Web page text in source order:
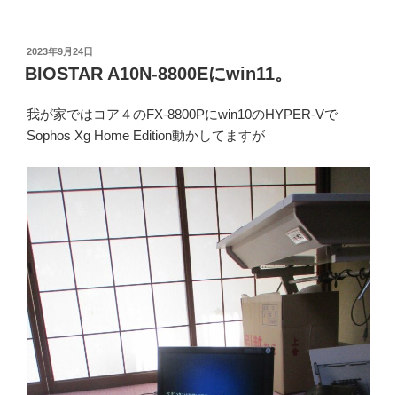
投
稿
日:
2023年9月24日
BIOSTAR A10N-8800Eにwin11。
我が家ではコア４のFX-8800Pにwin10のHYPER-Vで
Sophos Xg Home Edition動かしてますが